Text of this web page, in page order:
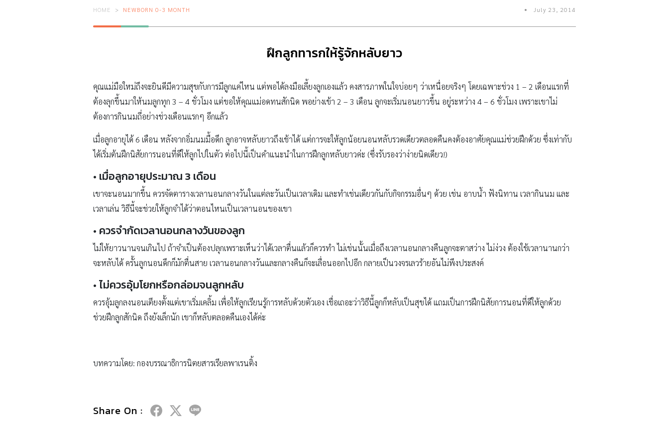
HOME NEWBORN 0-3 MONTH July 23, 2014
ฝึกลูกทารกให้รู้จักหลับยาว
คุณแม่มือใหม่ถึงจะยินดีมีความสุขกับการมีลูกแค่ไหน แต่พอได้ลงมือเลี้ยงลูกเองแล้ว คงสารภาพในใจบ่อยๆ ว่าเหนื่อยจริงๆ โดยเฉพาะช่วง 1 – 2 เดือนแรกที่
ต้องลุกขึ้นมาให้นมลูกทุก 3 – 4 ชั่วโมง แต่ขอให้คุณแม่อดทนสักนิด พอย่างเข้า 2 – 3 เดือน ลูกจะเริ่มนอนยาวขึ้น อยู่ระหว่าง 4 – 6 ชั่วโมง เพราะเขาไม่
ต้องการกินนมถี่อย่างช่วงเดือนแรกๆ อีกแล้ว
เมื่อลูกอายุได้ 6 เดือน หลังจากอิ่มนมมื้อดึก ลูกอาจหลับยาวถึงเช้าได้ แต่การจะให้ลูกน้อยนอนหลับรวดเดียวตลอดคืนคงต้องอาศัยคุณแม่ช่วยฝึกด้วย ซึ่งเท่ากับ
ได้เริ่มต้นฝึกนิสัยการนอนที่ดีให้ลูกไปในตัว ต่อไปนี้เป็นคำแนะนำในการฝึกลูกหลับยาวค่ะ (ซึ่งรับรองว่าง่ายนิดเดียว!)
• เมื่อลูกอายุประมาณ 3 เดือน
เขาจะนอนมากขึ้น ควรจัดตารางเวลานอนกลางวันในแต่ละวันเป็นเวลาเดิม และทำเช่นเดียวกันกับกิจกรรมอื่นๆ ด้วย เช่น อาบน้ำ ฟังนิทาน เวลากินนม และ
เวลาเล่น วิธีนี้จะช่วยให้ลูกจำได้ว่าตอนไหนเป็นเวลานอนของเขา
• ควรจำกัดเวลานอนกลางวันของลูก
ไม่ให้ยาวนานจนเกินไป ถ้าจำเป็นต้องปลุกเพราะเห็นว่าได้เวลาตื่นแล้วก็ควรทำ ไม่เช่นนั้นเมื่อถึงเวลานอนกลางคืนลูกจะตาสว่าง ไม่ง่วง ต้องใช้เวลานานกว่า
จะหลับได้ ครั้นลูกนอนดึกก็มักตื่นสาย เวลานอนกลางวันและกลางคืนก็จะเลื่อนออกไปอีก กลายเป็นวงจรเลวร้ายอันไม่พึงประสงค์
• ไม่ควรอุ้มโยกหรือกล่อมจนลูกหลับ
ควรอุ้มลูกลงนอนเตียงตั้งแต่เขาเริ่มเคลิ้ม เพื่อให้ลูกเรียนรู้การหลับด้วยตัวเอง เชื่อเถอะว่าวิธีนี้ลูกก็หลับเป็นสุขได้ แถมเป็นการฝึกนิสัยการนอนที่ดีให้ลูกด้วย
ช่วยฝึกลูกสักนิด ถึงยังเล็กนัก เขาก็หลับตลอดคืนเองได้ค่ะ
บทความโดย: กองบรรณาธิการนิตยสารเรียลพาเรนติ้ง
Share On :